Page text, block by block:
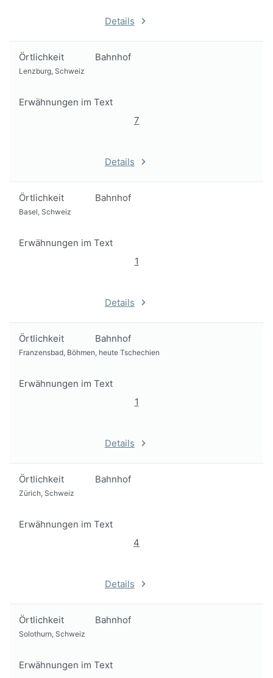
Details
Örtlichkeit Bahnhof
Lenzburg, Schweiz
Erwähnungen im Text
7
Details
Örtlichkeit Bahnhof
Basel, Schweiz
Erwähnungen im Text
1
Details
Örtlichkeit Bahnhof
Franzensbad, Böhmen, heute Tschechien
Erwähnungen im Text
1
Details
Örtlichkeit Bahnhof
Zürich, Schweiz
Erwähnungen im Text
4
Details
Örtlichkeit Bahnhof
Solothurn, Schweiz
Erwähnungen im Text